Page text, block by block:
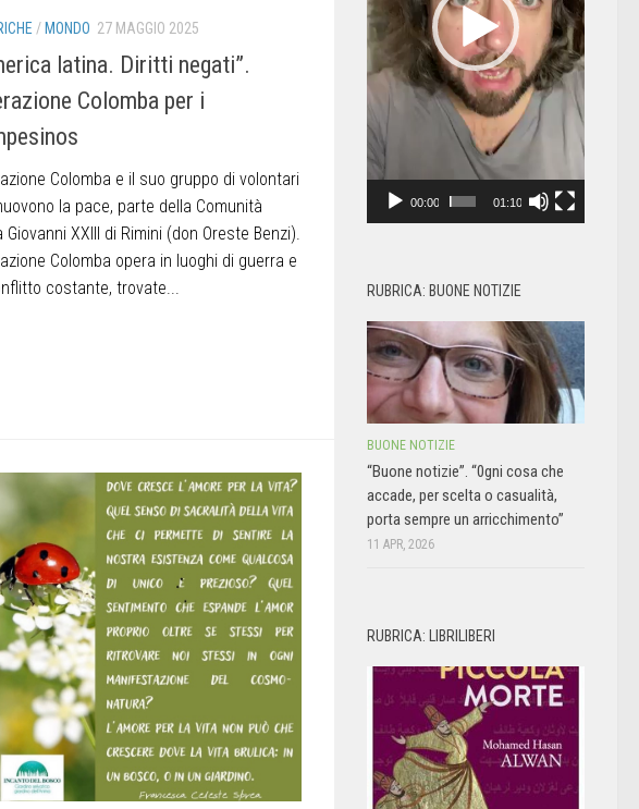
/ MONDO 27 MAGGIO 2025
latina. Diritti negati”.
Colomba per i
Colomba e il suo gruppo di volontari
la pace, parte della Comunità
Giovanni XXIII di Rimini (don Oreste Benzi).
Colomba opera in luoghi di guerra e
costante, trovate...
00:00 01:10
RUBRICA: BUONE NOTIZIE
BUONE NOTIZIE
“Buone notizie”. “0gni cosa che
accade, per scelta o casualità,
porta sempre un arricchimento”
11 APR, 2026
RUBRICA: LIBRILIBERI